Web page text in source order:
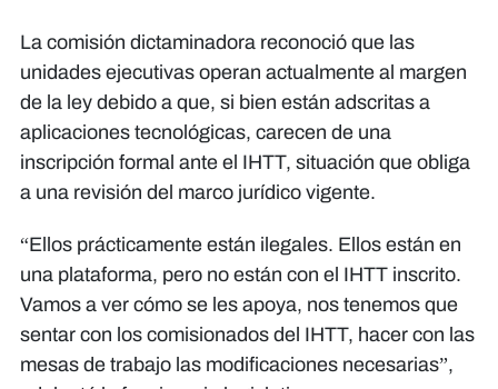
​La comisión dictaminadora reconoció que las
unidades ejecutivas operan actualmente al margen
de la ley debido a que, si bien están adscritas a
aplicaciones tecnológicas, carecen de una
inscripción formal ante el IHTT, situación que obliga
a una revisión del marco jurídico vigente.
​“Ellos prácticamente están ilegales. Ellos están en
una plataforma, pero no están con el IHTT inscrito.
Vamos a ver cómo se les apoya, nos tenemos que
sentar con los comisionados del IHTT, hacer con las
mesas de trabajo las modificaciones necesarias”,